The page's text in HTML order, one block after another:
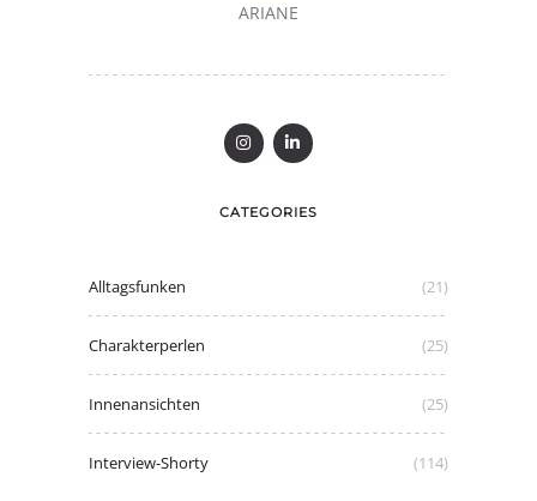
ARIANE
CATEGORIES
Alltagsfunken (21)
Charakterperlen (25)
Innenansichten (25)
Interview-Shorty (114)